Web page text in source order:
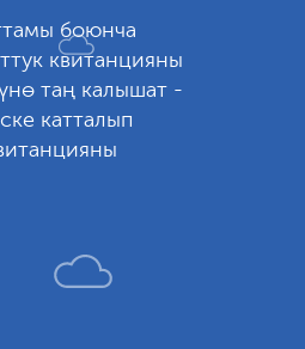
боюнча
квитанцияны
таң калышат -
катталып